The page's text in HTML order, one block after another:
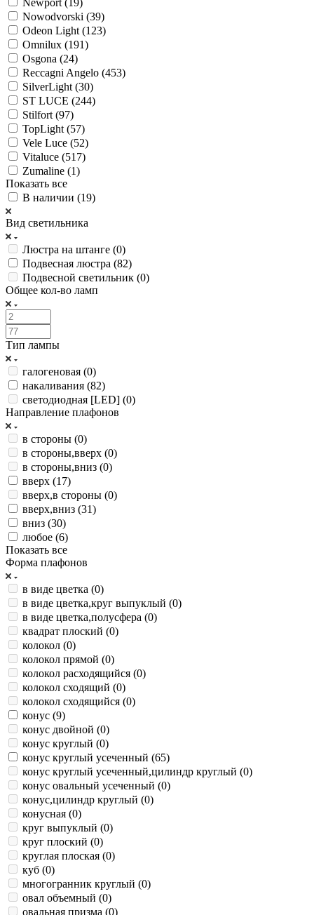
Nowodvorski (39)
Odeon Light (123)
Omnilux (191)
Osgona (24)
Reccagni Angelo (453)
SilverLight (30)
ST LUCE (244)
Stilfort (97)
TopLight (57)
Vele Luce (52)
Vitaluce (517)
Zumaline (1)
Показать все
В наличии (19)
Вид светильника
Люстра на штанге (0)
Подвесная люстра (82)
Подвесной светильник (0)
Общее кол-во ламп
Тип лампы
галогеновая (0)
накаливания (82)
светодиодная [LED] (0)
Направление плафонов
в стороны (0)
в стороны,вверх (0)
в стороны,вниз (0)
вверх (17)
вверх,в стороны (0)
вверх,вниз (31)
вниз (30)
любое (6)
Показать все
Форма плафонов
в виде цветка (0)
в виде цветка,круг выпуклый (0)
в виде цветка,полусфера (0)
квадрат плоский (0)
колокол (0)
колокол прямой (0)
колокол расходящийся (0)
колокол сходящий (0)
колокол сходящийся (0)
конус (9)
конус двойной (0)
конус круглый (0)
конус круглый усеченный (65)
конус круглый усеченный,цилиндр круглый (0)
конус овальный усеченный (0)
конус,цилиндр круглый (0)
конусная (0)
круг выпуклый (0)
круг плоский (0)
круглая плоская (0)
куб (0)
многогранник круглый (0)
овал объемный (0)
овальная призма (0)